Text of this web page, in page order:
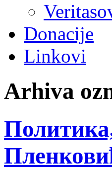
Donacije
Linkovi
Arhiva